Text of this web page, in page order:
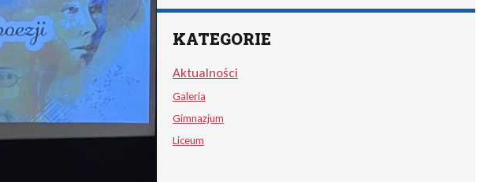
KATEGORIE
Aktualności
Galeria
Gimnazjum
Liceum